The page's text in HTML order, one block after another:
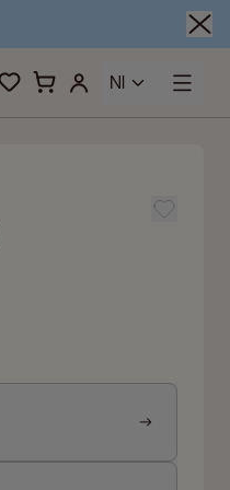
Nl